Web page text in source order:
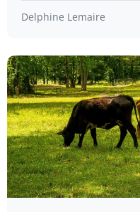
Delphine Lemaire